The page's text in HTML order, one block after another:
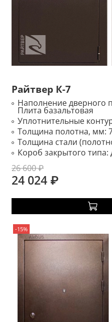
Райтвер К-7
Наполнение дверного
Плита базальтовая
Уплотнительные
Толщина полотна, мм:
Толщина стали
Короб закрытого типа:
26 600 ₽
24 024 ₽
-15%